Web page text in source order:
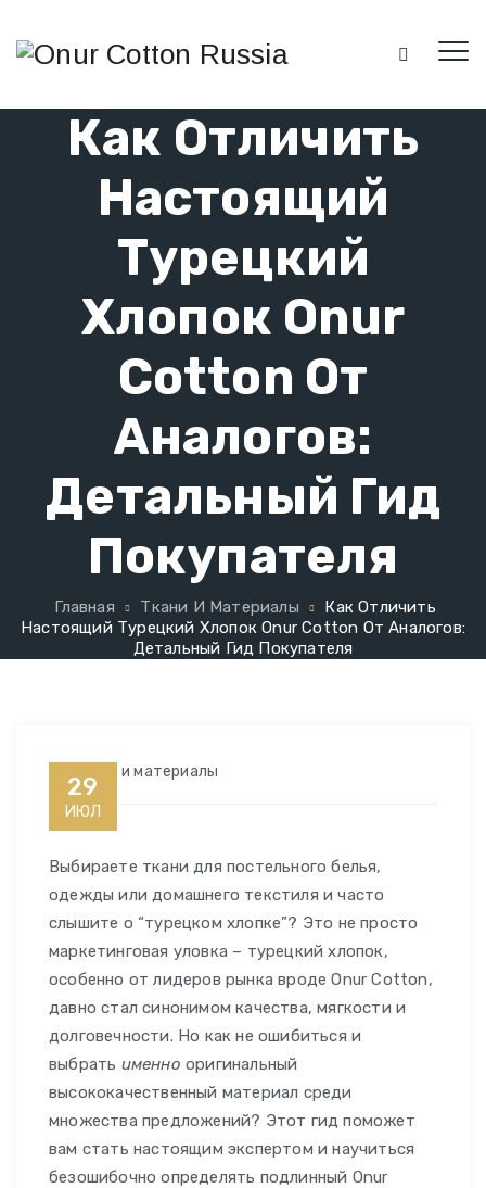
Как Отличить
Настоящий
Турецкий
Хлопок Onur
Cotton От
Аналогов:
Детальный Гид
Покупателя
Главная Ткани И Материалы
Как Отличить
Настоящий Турецкий Хлопок Onur Cotton От Аналогов:
Детальный Гид Покупателя
29
ИЮЛ
Ткани и материалы
Выбираете ткани для постельного белья,
одежды или домашнего текстиля и часто
слышите о “турецком хлопке”? Это не просто
маркетинговая уловка – турецкий хлопок,
особенно от лидеров рынка вроде Onur Cotton,
давно стал синонимом качества, мягкости и
долговечности. Но как не ошибиться и
выбрать именно оригинальный
высококачественный материал среди
множества предложений? Этот гид поможет
вам стать настоящим экспертом и научиться
безошибочно определять подлинный Onur